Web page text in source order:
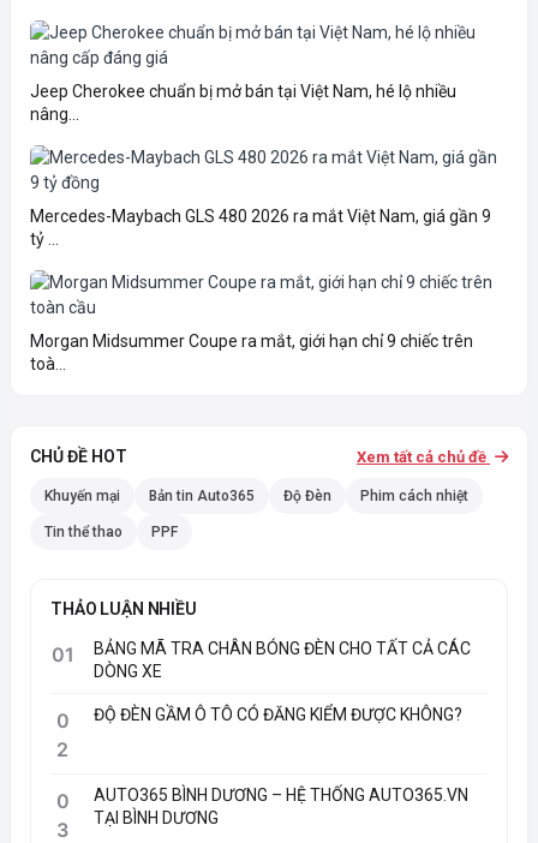
Jeep Cherokee chuẩn bị mở bán tại Việt Nam, hé lộ nhiều
nâng...
Mercedes-Maybach GLS 480 2026 ra mắt Việt Nam, giá gần 9
tỷ ...
Morgan Midsummer Coupe ra mắt, giới hạn chỉ 9 chiếc trên
toà...
CHỦ ĐỀ HOT Xem tất cả chủ đề
Khuyến mại Bản tin Auto365 Độ Đèn Phim cách nhiệt
Tin thể thao PPF
THẢO LUẬN NHIỀU
01
BẢNG MÃ TRA CHÂN BÓNG ĐÈN CHO TẤT CẢ CÁC
DÒNG XE
0
2
ĐỘ ĐÈN GẦM Ô TÔ CÓ ĐĂNG KIỂM ĐƯỢC KHÔNG?
0
3
AUTO365 BÌNH DƯƠNG – HỆ THỐNG AUTO365.VN
TẠI BÌNH DƯƠNG